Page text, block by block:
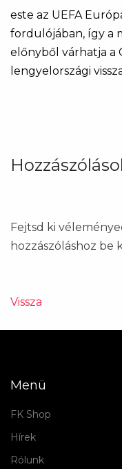
este az UEFA
fordulójában, így a
előnyből várhatja a
lengyelországi
Fejtsd ki
hozzászóláshoz be
Vissza
Menü
FK Shop
Hírek
Rólunk